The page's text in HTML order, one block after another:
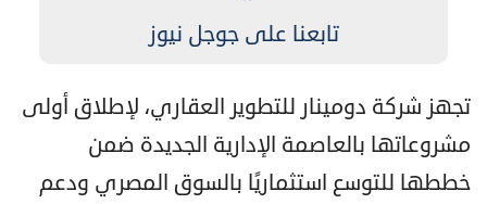
تابعنا على جوجل نيوز
تجهز شركة دومينار للتطوير العقاري، لإطلاق أولى
مشروعاتها بالعاصمة الإدارية الجديدة ضمن
خططها للتوسع استثماريًا بالسوق المصري ودعم